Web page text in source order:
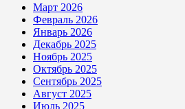
Март 2026
Февраль 2026
Январь 2026
Декабрь 2025
Ноябрь 2025
Октябрь 2025
Сентябрь 2025
Август 2025
Июль 2025